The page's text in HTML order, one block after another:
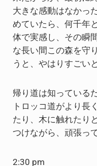
大きな感動はなかっ
めていたら、何千年
体で実感し、その瞬
な長い間この森を守
うと、やはりすごい
帰り道は知っている
トロッコ道がより長
たり、木に触れたり
つけながら、頑張っ
2:30 pm